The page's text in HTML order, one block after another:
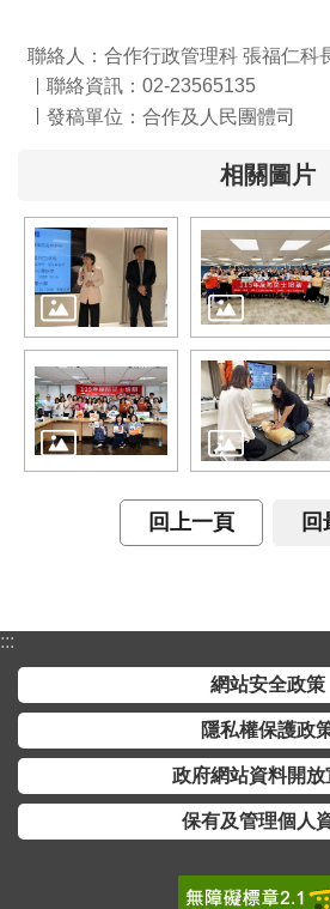
保
府
網
站
料
開
放
宣
告
理
資
料
聯絡人：合作行政管理科 張福仁科
聯絡資訊：02-23565135
發稿單位：合作及人民團體司
相關圖片
回上一頁 回
:::
網站安全政策
隱私權保護政
政府網站資料開放
保有及管理個人